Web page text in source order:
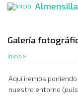
Pasar
principal
Galería
Inicio >
Aquí iremos
nuestro entorno (